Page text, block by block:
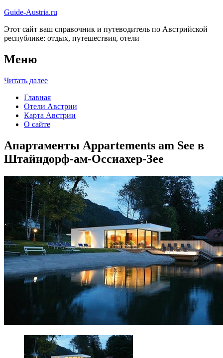
Guide-Austria.ru
Этот сайт ваш справочник и путеводитель по Австрийской
республике: отдых, путешествия, отели
Меню
Читать далее
Главная
Отели Австрии
Карта Австрии
О сайте
Апартаменты Appartements am See в
Штайндорф-ам-Оссиахер-Зее